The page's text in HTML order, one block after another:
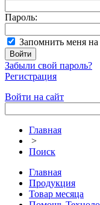
Пароль:
Запомнить меня
Забыли свой пароль?
Регистрация
Войти на сайт
Главная
>
Поиск
Главная
Продукция
Товар месяца